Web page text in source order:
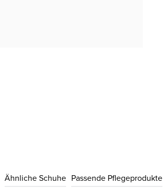
Ähnliche Schuhe Passende Pflegeprodukte